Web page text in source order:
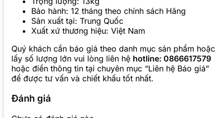
Bảo hành: 12 tháng theo chính sách Hãng
Sản xuất tại: Trung Quốc
Xuất xứ thương hiệu: Việt Nam
Quý khách cần báo giá theo danh mục sản phẩm hoặc
lấy số lượng lớn vui lòng liên hệ hotline: 0866617579
hoặc điền thông tin tại chuyên mục “Liên hệ Báo giá”
để được tư vấn và chiết khấu tốt nhất.
Đánh giá